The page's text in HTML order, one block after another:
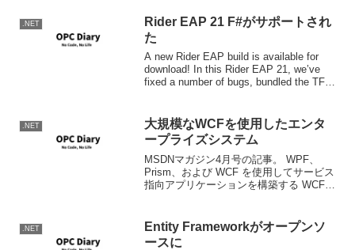
.NET
Rider EAP 21 F#がサポートされ
た
A new Rider EAP build is available for
download! In this Rider EAP 21, we’ve
fixed a number of bugs, bundled the TFS
.NET
大規模なWCFを使用したエンタ
ープライズシステム
MSDNマガジン4月号の記事。 WPF、
Prism、および WCF を使用してサービス
指向アプリケーションを構築する WCFを
について書かれています。 WCFのスケー
ル...
.NET
Entity Frameworkがオープンソ
ースに